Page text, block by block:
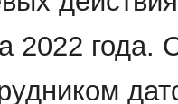
2022 года.